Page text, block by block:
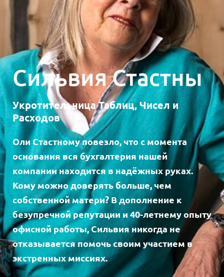
Сильвия Стастны
Укротительница Таблиц, Чисел и
Расходов
Оли Стастному повезло, что с момента
основания вся бухгалтерия нашей
компании находится в надёжных руках.
Кому можно доверять больше, чем
собственной матери? В дополнение к
безупречной репутации и 40-летнему опыту
офисной работы, Сильвия никогда не
отказывается помочь своим участием в
экстренных миссиях.